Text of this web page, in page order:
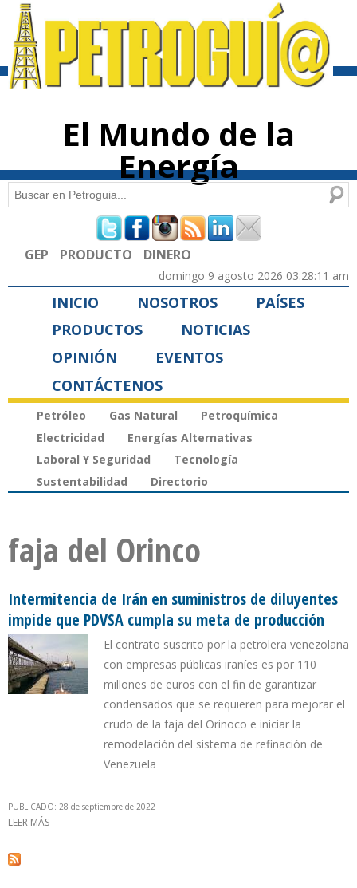
contenido
El Mundo de la
Energía
Formulario de búsqueda
Buscar
GEP PRODUCTO DINERO
domingo 9 agosto 2026 03:28:11 am
INICIO NOSOTROS
PAÍSES
PRODUCTOS
NOTICIAS
OPINIÓN
EVENTOS
CONTÁCTENOS
Petróleo Gas Natural
Petroquímica
Electricidad
Energías Alternativas
Laboral Y Seguridad
Tecnología
Sustentabilidad
Directorio
faja del Orinco
Intermitencia de Irán en suministros de diluyentes
impide que PDVSA cumpla su meta de producción
El contrato suscrito por la petrolera venezolana
con empresas públicas iraníes es por 110
millones de euros con el fin de garantizar
condensados que se requieren para mejorar el
crudo de la faja del Orinoco e iniciar la
remodelación del sistema de refinación de
Venezuela
PUBLICADO: 28 de septiembre de 2022
LEER MÁS